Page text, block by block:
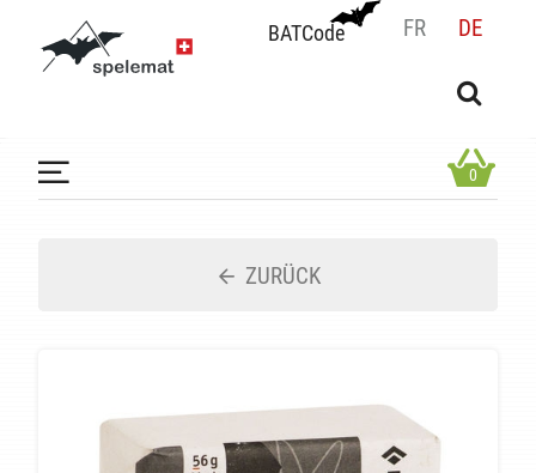
BATCode FR DE
BATCode
OK
0
ZURÜCK